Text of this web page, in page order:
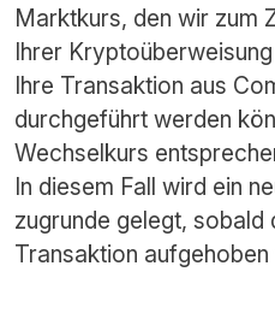
Marktkurs, den wir zum
Ihrer
Ihre Transaktion aus
durchgeführt werden
Wechselkurs
In diesem Fall wird ein
zugrunde gelegt, sobald
Transaktion aufgehoben